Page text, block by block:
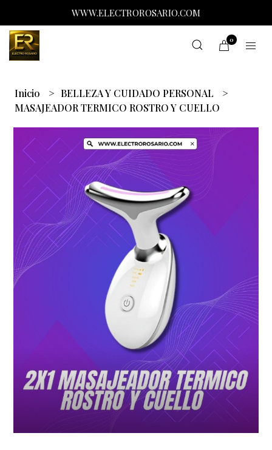
WWW.ELECTROROSARIO.COM
0
Inicio
BELLEZA Y CUIDADO PERSONAL
MASAJEADOR TERMICO ROSTRO Y CUELLO